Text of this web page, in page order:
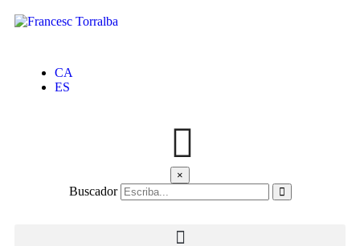
CA
ES
×
Buscador